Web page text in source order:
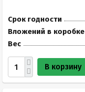
Срок годности
Вложений в коробке
Вес
В корзину